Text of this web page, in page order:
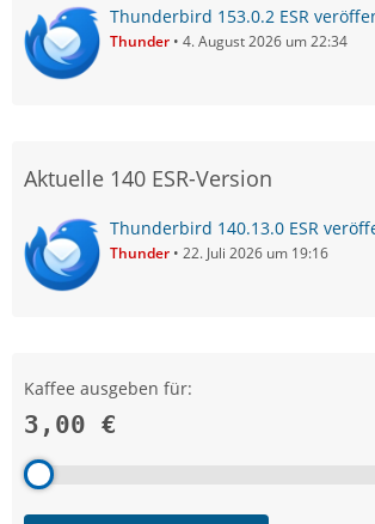
Thunderbird 153.0.2 ESR
Thunder 4. August 2026 um 22:34
Aktuelle 140 ESR-Version
Thunderbird 140.13.0 ESR
Thunder 22. Juli 2026 um 19:16
Kaffee ausgeben für:
3,00 €